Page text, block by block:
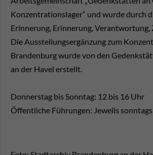
Konzentrationslager“ und wurde durch
Erinnerung, Erinnerung,
Die Ausstellungsergänzung zum
Brandenburg wurde von den
an der Havel erstellt.
Donnerstag bis Sonntag: 12 bis 16 Uhr
Öffentliche Führungen: Jeweils